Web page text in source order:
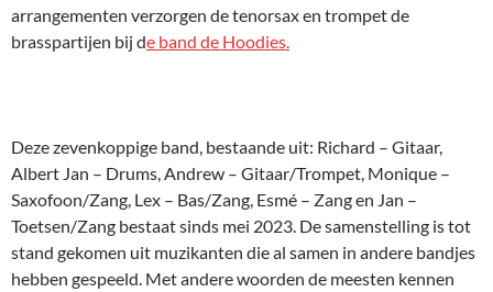
arrangementen verzorgen de tenorsax en trompet de
brasspartijen bij de band de Hoodies.
Deze zevenkoppige band, bestaande uit: Richard – Gitaar,
Albert Jan – Drums, Andrew – Gitaar/Trompet, Monique –
Saxofoon/Zang, Lex – Bas/Zang, Esmé – Zang en Jan –
Toetsen/Zang bestaat sinds mei 2023. De samenstelling is tot
stand gekomen uit muzikanten die al samen in andere bandjes
hebben gespeeld. Met andere woorden de meesten kennen